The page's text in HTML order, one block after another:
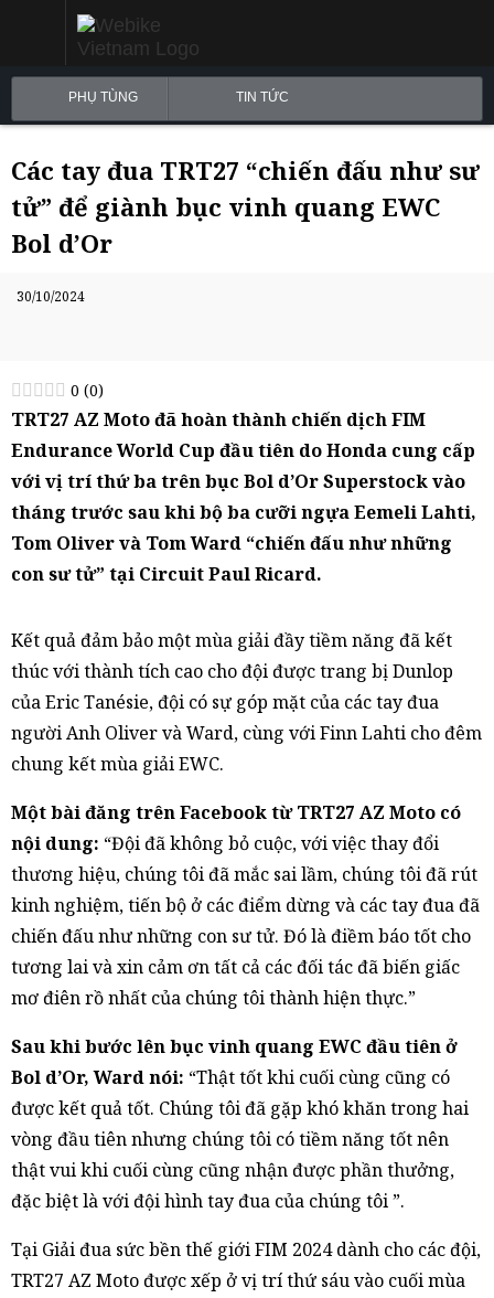
PHỤ TÙNG TIN TỨC
Các tay đua TRT27 “chiến đấu như sư
tử” để giành bục vinh quang EWC
Bol d’Or
30/10/2024
0 (0)
TRT27 AZ Moto đã hoàn thành chiến dịch FIM
Endurance World Cup đầu tiên do Honda cung cấp
với vị trí thứ ba trên bục Bol d’Or Superstock vào
tháng trước sau khi bộ ba cưỡi ngựa Eemeli Lahti,
Tom Oliver và Tom Ward “chiến đấu như những
con sư tử” tại Circuit Paul Ricard.
Kết quả đảm bảo một mùa giải đầy tiềm năng đã kết
thúc với thành tích cao cho đội được trang bị Dunlop
của Eric Tanésie, đội có sự góp mặt của các tay đua
người Anh Oliver và Ward, cùng với Finn Lahti cho đêm
chung kết mùa giải EWC.
Một bài đăng trên Facebook từ TRT27 AZ Moto có
nội dung: “Đội đã không bỏ cuộc, với việc thay đổi
thương hiệu, chúng tôi đã mắc sai lầm, chúng tôi đã rút
kinh nghiệm, tiến bộ ở các điểm dừng và các tay đua đã
chiến đấu như những con sư tử. Đó là điềm báo tốt cho
tương lai và xin cảm ơn tất cả các đối tác đã biến giấc
mơ điên rồ nhất của chúng tôi thành hiện thực.”
Sau khi bước lên bục vinh quang EWC đầu tiên ở
Bol d’Or, Ward nói: “Thật tốt khi cuối cùng cũng có
được kết quả tốt. Chúng tôi đã gặp khó khăn trong hai
vòng đầu tiên nhưng chúng tôi có tiềm năng tốt nên
thật vui khi cuối cùng cũng nhận được phần thưởng,
đặc biệt là với đội hình tay đua của chúng tôi ”.
Tại Giải đua sức bền thế giới FIM 2024 dành cho các đội,
TRT27 AZ Moto được xếp ở vị trí thứ sáu vào cuối mùa